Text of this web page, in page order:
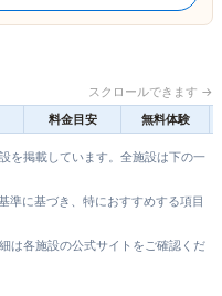
スクロールできます →
料金目安 無料体験
を掲載しています。全施設は下の一
準に基づき、特におすすめする項目
は各施設の公式サイトをご確認くだ